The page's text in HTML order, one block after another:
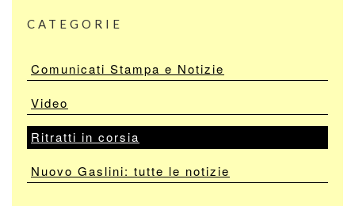
CATEGORIE
Comunicati Stampa e Notizie
Video
Ritratti in corsia
Nuovo Gaslini: tutte le notizie